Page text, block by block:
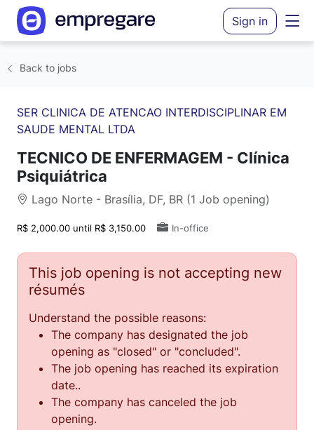
Sign in
Back to jobs
SER CLINICA DE ATENCAO INTERDISCIPLINAR EM
SAUDE MENTAL LTDA
TECNICO DE ENFERMAGEM - Clínica
Psiquiátrica
Lago Norte - Brasília, DF, BR (1 Job opening)
R$ 2,000.00 until R$ 3,150.00 In-office
This job opening is not accepting new
résumés
Understand the possible reasons:
The company has designated the job
opening as "closed" or "concluded".
The job opening has reached its expiration
date..
The company has canceled the job
opening.